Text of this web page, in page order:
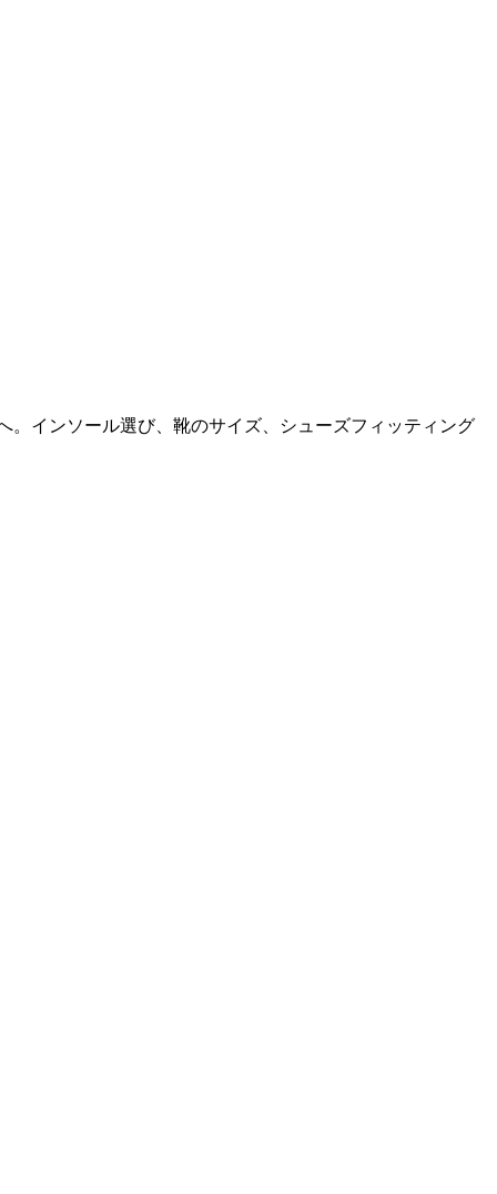
インソール選び、靴のサイズ、シューズフィッティング